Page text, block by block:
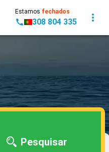
Estamos fechados
308 804 335
Pesquisar